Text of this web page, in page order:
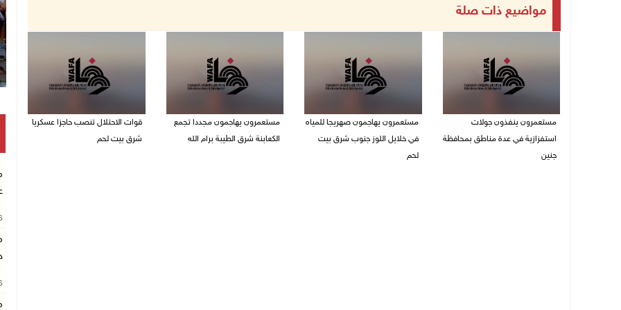
مواضيع ذات صلة
مستعمرون ينفذون جولات
استفزازية في عدة مناطق بمحافظة
جنين
مستعمرون يهاجمون صهريجا للمياه
في خلايل اللوز جنوب شرق بيت
لحم
مستعمرون يهاجمون مجددا تجمع
الكعابنة شرق الطيبة برام الله
قوات الاحتلال تنصب حاجزا عسكريا
شرق بيت لحم